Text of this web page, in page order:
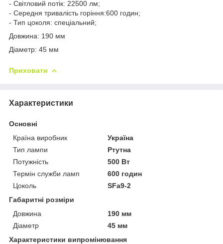
- Світловий потік: 22500 лм;
- Середня тривалість горіння:600 годин;
- Тип цоколя: спеціальний;
Довжина: 190 мм
Діаметр: 45 мм
Приховати
Характеристики
Основні
Країна виробник
Україна
Тип лампи
Ртутна
Потужність
500 Вт
Термін служби ламп
600 годин
Цоколь
SFa9-2
Габаритні розміри
Довжина
190 мм
Діаметр
45 мм
Характеристики випромінювання